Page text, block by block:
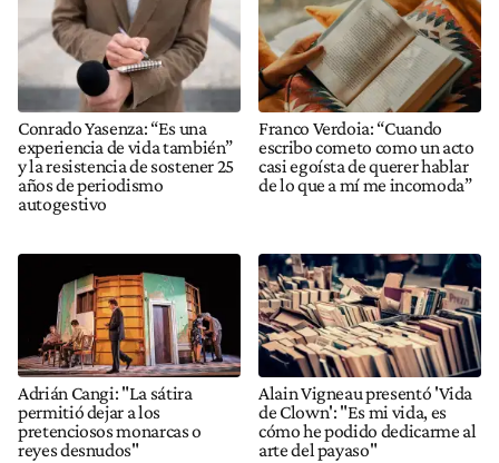
Conrado Yasenza: “Es una
experiencia de vida también”
y la resistencia de sostener 25
años de periodismo
autogestivo
Franco Verdoia: “Cuando
escribo cometo como un acto
casi egoísta de querer hablar
de lo que a mí me incomoda”
Adrián Cangi: "La sátira
permitió dejar a los
pretenciosos monarcas o
reyes desnudos"
Alain Vigneau presentó 'Vida
de Clown': "Es mi vida, es
cómo he podido dedicarme al
arte del payaso"